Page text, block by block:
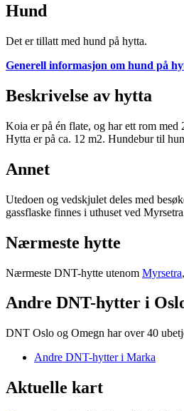
Hund
Det er tillatt med hund på hytta.
Generell informasjon om hund på
Beskrivelse av hytta
Koia er på én flate, og har ett rom med
Hytta er på ca. 12 m2. Hundebur til
Annet
Utedoen og vedskjulet deles med
gassflaske finnes i uthuset ved
Nærmeste hytte
Nærmeste DNT-hytte utenom Myrsetra
Andre DNT-hytter i
DNT Oslo og Omegn har over 40
Andre DNT-hytter i Marka
Aktuelle kart